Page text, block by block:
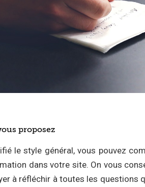
proposez
le style général, vous pouvez
dans votre site. On vous
à réfléchir à toutes les questions